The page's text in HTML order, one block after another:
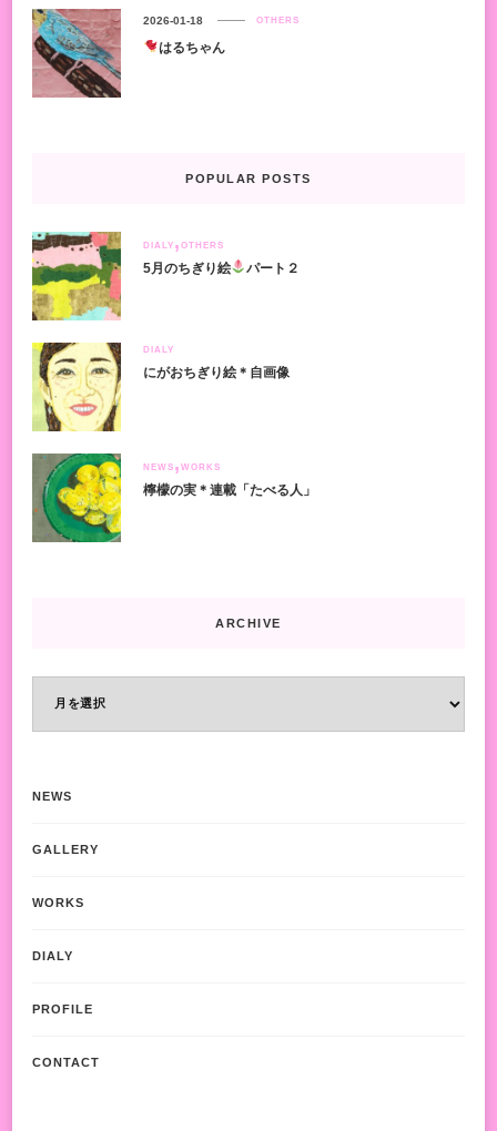
OTHERS
はるちゃん
2026-01-18
POPULAR POSTS
DIALY OTHERS
5月のちぎり絵 パート２
DIALY
にがおちぎり絵＊自画像
NEWS WORKS
檸檬の実＊連載「たべる人」
ARCHIVE
NEWS
GALLERY
WORKS
DIALY
PROFILE
CONTACT